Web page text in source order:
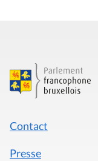
Contact
Presse